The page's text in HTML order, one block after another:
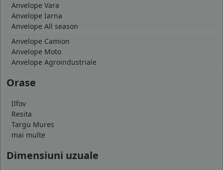
Anvelope Vara
Anvelope Iarna
Anvelope All season
Anvelope Camion
Anvelope Moto
Anvelope Agroindustriale
Orase
Ilfov
Resita
Targu Mures
mai multe
Dimensiuni uzuale